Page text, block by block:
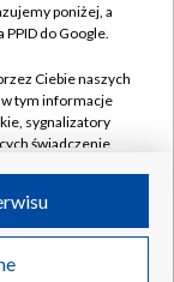
poniżej, a
do Google.
Ciebie naszych
w tym informacje
sygnalizatory
świadczenie
Ciebie
identyfikatory